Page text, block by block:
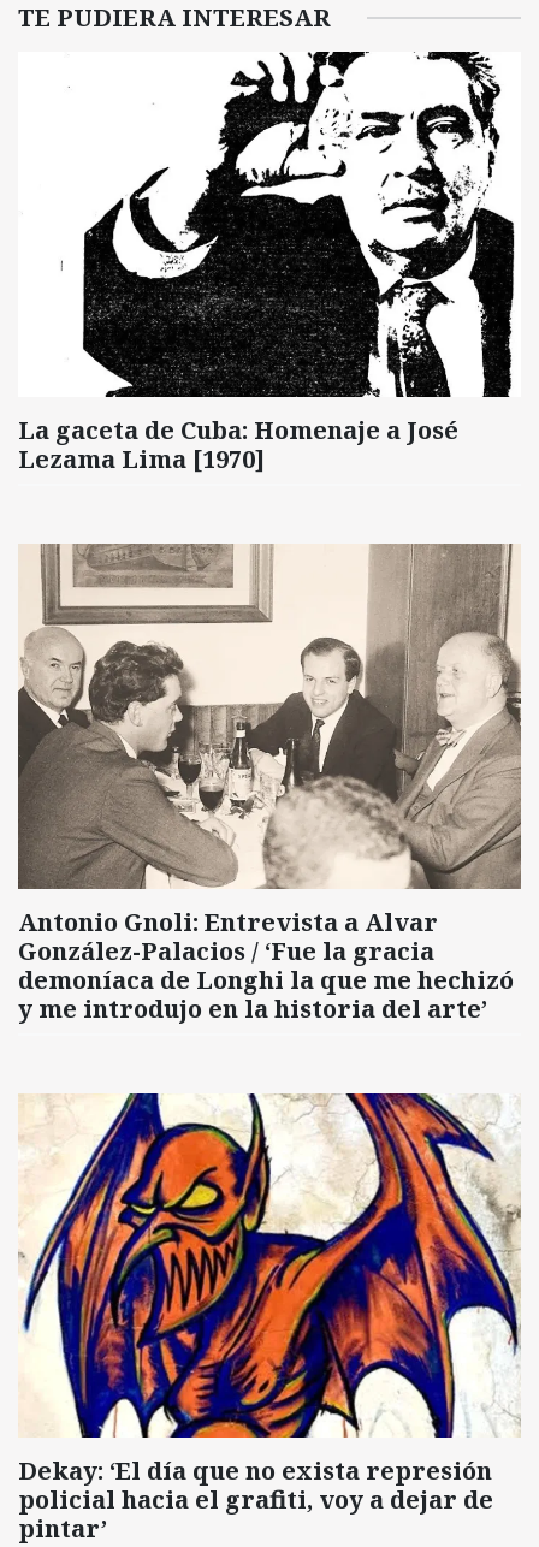
TE PUDIERA INTERESAR
La gaceta de Cuba: Homenaje a José
Lezama Lima [1970]
Antonio Gnoli: Entrevista a Alvar
González-Palacios / ‘Fue la gracia
demoníaca de Longhi la que me hechizó
y me introdujo en la historia del arte’
Dekay: ‘El día que no exista represión
policial hacia el grafiti, voy a dejar de
pintar’